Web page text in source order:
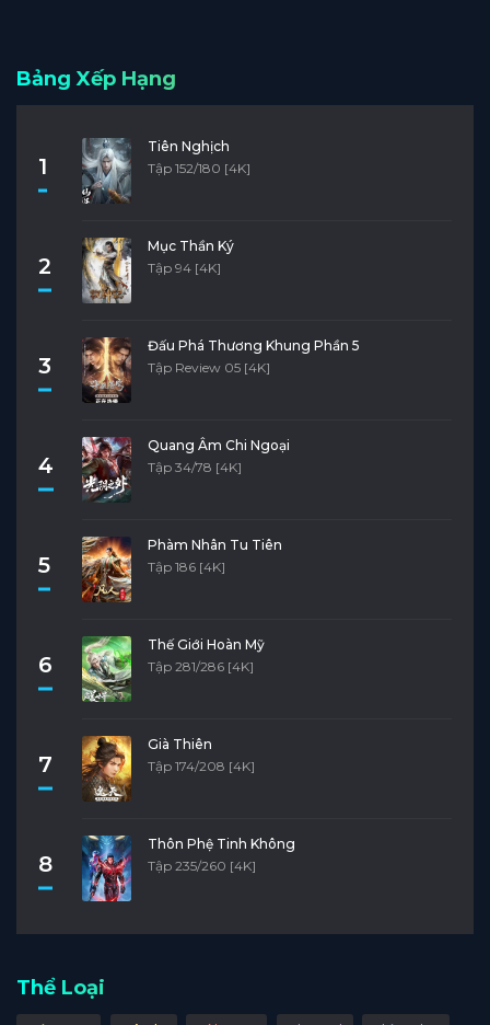
Bảng Xếp Hạng
1
Tiên Nghịch
Tập 152/180 [4K]
2
Mục Thần Ký
Tập 94 [4K]
3
Đấu Phá Thương Khung Phần 5
Tập Review 05 [4K]
4
Quang Âm Chi Ngoại
Tập 34/78 [4K]
5
Phàm Nhân Tu Tiên
Tập 186 [4K]
6
Thế Giới Hoàn Mỹ
Tập 281/286 [4K]
7
Già Thiên
Tập 174/208 [4K]
8
Thôn Phệ Tinh Không
Tập 235/260 [4K]
Thể Loại